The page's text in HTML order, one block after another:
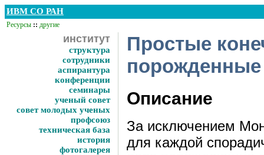
ИВМ СО РАН
Ресурсы :: другие
институт
структура
сотрудники
аспирантура
конференции
семинары
ученый совет
совет молодых ученых
профсоюз
техническая база
история
фотогалерея
Простые
Описание
За исключением
для каждой